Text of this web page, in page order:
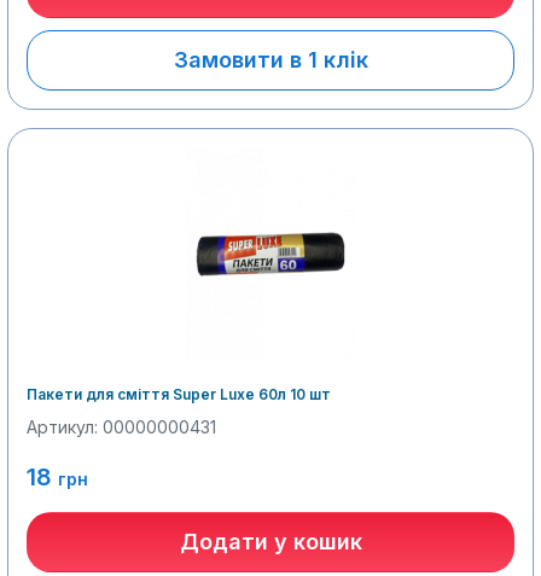
Замовити в 1 клік
Пакети для сміття Super Luxe 60л 10 шт
Артикул: 00000000431
18 грн
Додати у кошик